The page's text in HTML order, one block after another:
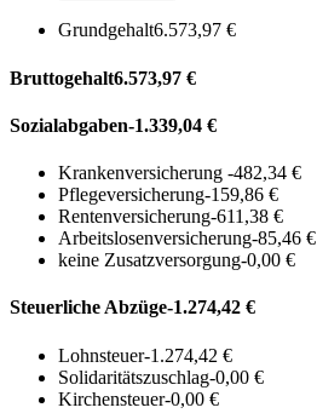
Grundgehalt6.573,97 €
Bruttogehalt6.573,97 €
Sozialabgaben-1.339,04 €
Krankenversicherung -482,34 €
Pflegeversicherung-159,86 €
Rentenversicherung-611,38 €
Arbeitslosenversicherung-85,46 €
keine Zusatzversorgung-0,00 €
Steuerliche Abzüge-1.274,42 €
Lohnsteuer-1.274,42 €
Solidaritätszuschlag-0,00 €
Kirchensteuer-0,00 €